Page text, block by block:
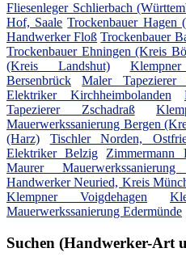
Fliesenleger Schlierbach
Hof, Saale Trockenbauer Hagen
Handwerker Floß Trockenbauer
Trockenbauer Ehningen (Kreis
(Kreis Landshut)
Bersenbrück
Maler
Elektriker Kirchheimbolanden
Tapezierer Zschadraß
Mauerwerkssanierung Bergen
(Harz)
Tischler Norden,
Elektriker Belzig
Zimmermann
Maurer
Handwerker Neuried, Kreis
Klempner Voigdehagen
Mauerwerkssanierung Edermünde
Suchen (Handwerker-Art